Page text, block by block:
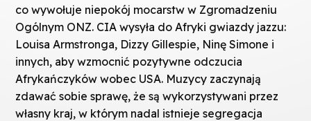
co wywołuje niepokój mocarstw w Zgromadzeniu
Ogólnym ONZ. CIA wysyła do Afryki gwiazdy jazzu:
Louisa Armstronga, Dizzy Gillespie, Ninę Simone i
innych, aby wzmocnić pozytywne odczucia
Afrykańczyków wobec USA. Muzycy zaczynają
zdawać sobie sprawę, że są wykorzystywani przez
własny kraj, w którym nadal istnieje segregacja